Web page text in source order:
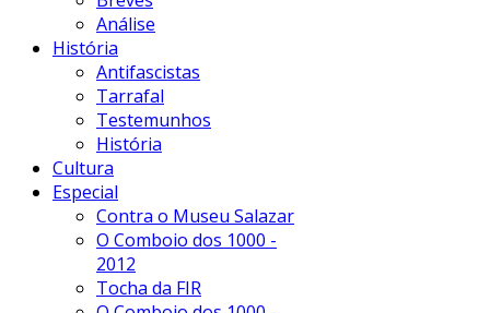
Análise
História
Antifascistas
Tarrafal
Testemunhos
História
Cultura
Especial
Contra o Museu Salazar
O Comboio dos 1000 -
2012
Tocha da FIR